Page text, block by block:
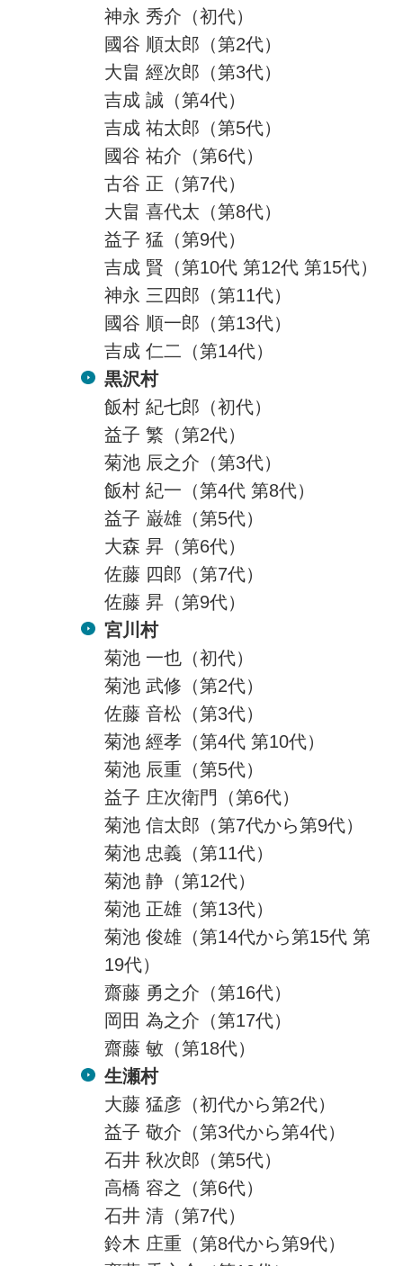
神永 秀介（初代）
國谷 順太郎（第2代）
大畠 經次郎（第3代）
吉成 誠（第4代）
吉成 祐太郎（第5代）
國谷 祐介（第6代）
古谷 正（第7代）
大畠 喜代太（第8代）
益子 猛（第9代）
吉成 賢（第10代 第12代 第15代）
神永 三四郎（第11代）
國谷 順一郎（第13代）
吉成 仁二（第14代）
黒沢村
飯村 紀七郎（初代）
益子 繁（第2代）
菊池 辰之介（第3代）
飯村 紀一（第4代 第8代）
益子 巌雄（第5代）
大森 昇（第6代）
佐藤 四郎（第7代）
佐藤 昇（第9代）
宮川村
菊池 一也（初代）
菊池 武修（第2代）
佐藤 音松（第3代）
菊池 經孝（第4代 第10代）
菊池 辰重（第5代）
益子 庄次衛門（第6代）
菊池 信太郎（第7代から第9代）
菊池 忠義（第11代）
菊池 静（第12代）
菊池 正雄（第13代）
菊池 俊雄（第14代から第15代 第
19代）
齋藤 勇之介（第16代）
岡田 為之介（第17代）
齋藤 敏（第18代）
生瀬村
大藤 猛彦（初代から第2代）
益子 敬介（第3代から第4代）
石井 秋次郎（第5代）
高橋 容之（第6代）
石井 清（第7代）
鈴木 庄重（第8代から第9代）